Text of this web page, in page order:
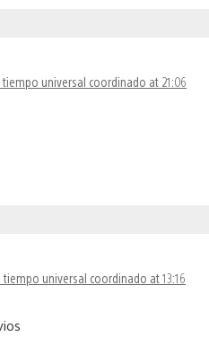
tiempo universal coordinado at 21:06
universal coordinado at 13:16